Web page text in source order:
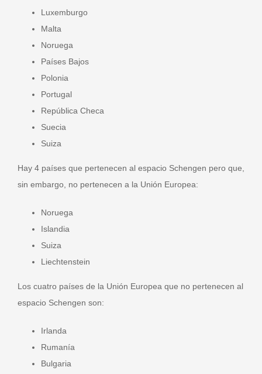
Luxemburgo
Malta
Noruega
Países Bajos
Polonia
Portugal
República Checa
Suecia
Suiza
Hay 4 países que pertenecen al espacio Schengen pero que,
sin embargo, no pertenecen a la Unión Europea:
Noruega
Islandia
Suiza
Liechtenstein
Los cuatro países de la Unión Europea que no pertenecen al
espacio Schengen son:
Irlanda
Rumanía
Bulgaria